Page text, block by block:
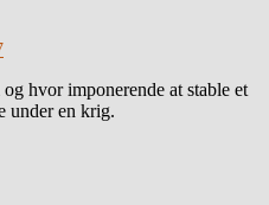
hvor imponerende at stable et
under en krig.